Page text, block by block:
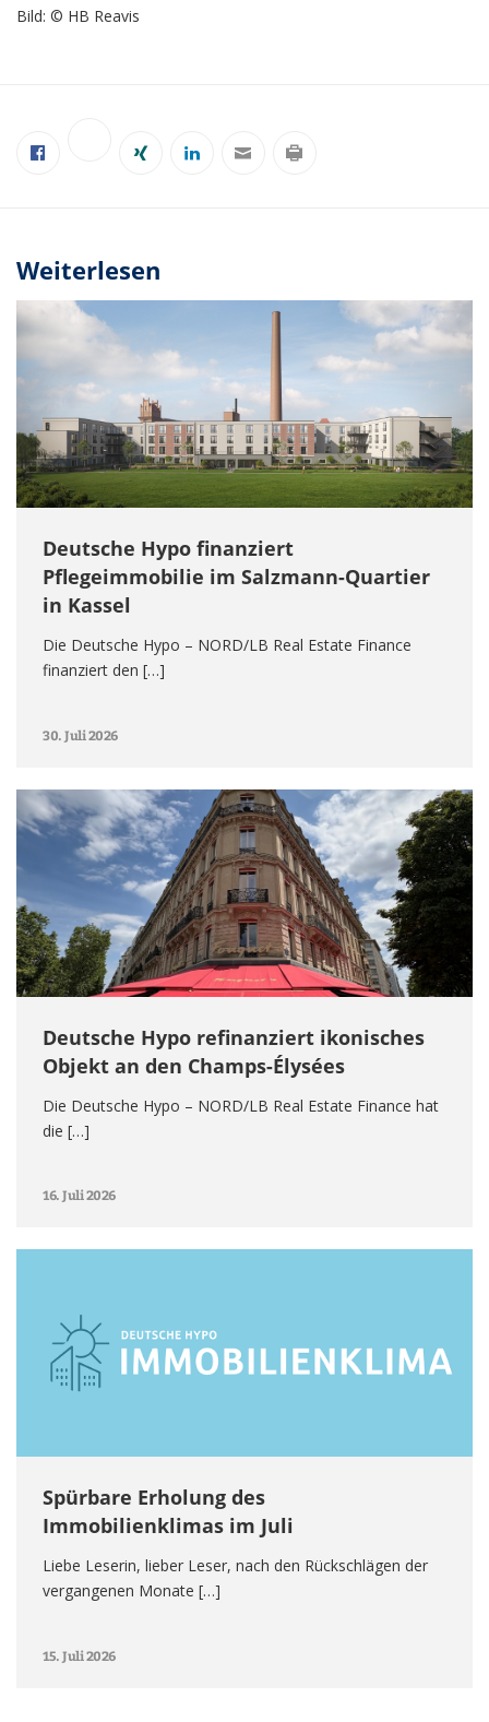
Bild: © HB Reavis
Weiterlesen
Deutsche Hypo finanziert
Pflegeimmobilie im Salzmann-Quartier
in Kassel
Die Deutsche Hypo – NORD/LB Real Estate Finance
finanziert den […]
30. Juli 2026
Deutsche Hypo refinanziert ikonisches
Objekt an den Champs-Élysées
Die Deutsche Hypo – NORD/LB Real Estate Finance hat
die […]
16. Juli 2026
Spürbare Erholung des
Immobilienklimas im Juli
Liebe Leserin, lieber Leser, nach den Rückschlägen der
vergangenen Monate […]
15. Juli 2026